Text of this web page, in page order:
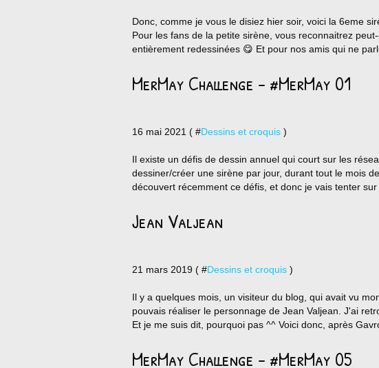
Donc, comme je vous le disiez hier soir, voici la 6eme
Pour les fans de la petite sirène, vous reconnaitrez
entièrement redessinées 😋 Et pour nos amis qui ne
MerMay Challenge - #MerMay 01
16 mai 2021 ( #Dessins et croquis )
Il existe un défis de dessin annuel qui court sur les
dessiner/créer une sirène par jour, durant tout le mois
découvert récemment ce défis, et donc je vais tenter sur
Jean Valjean
21 mars 2019 ( #Dessins et croquis )
Il y a quelques mois, un visiteur du blog, qui avait vu
pouvais réaliser le personnage de Jean Valjean. J'ai
Et je me suis dit, pourquoi pas ^^ Voici donc, après
MerMay Challenge - #MerMay 05